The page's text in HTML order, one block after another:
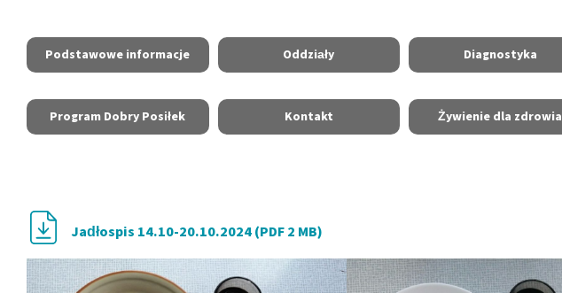
Podstawowe informacje Oddziały Diagnostyka
Program Dobry Posiłek Kontakt Żywienie dla zdrowia
Jadłospis 14.10-20.10.2024 (PDF 2 MB)